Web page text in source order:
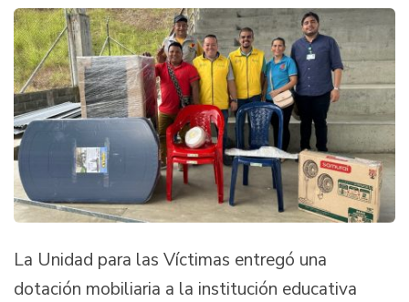
La Unidad para las Víctimas entregó una
dotación mobiliaria a la institución educativa